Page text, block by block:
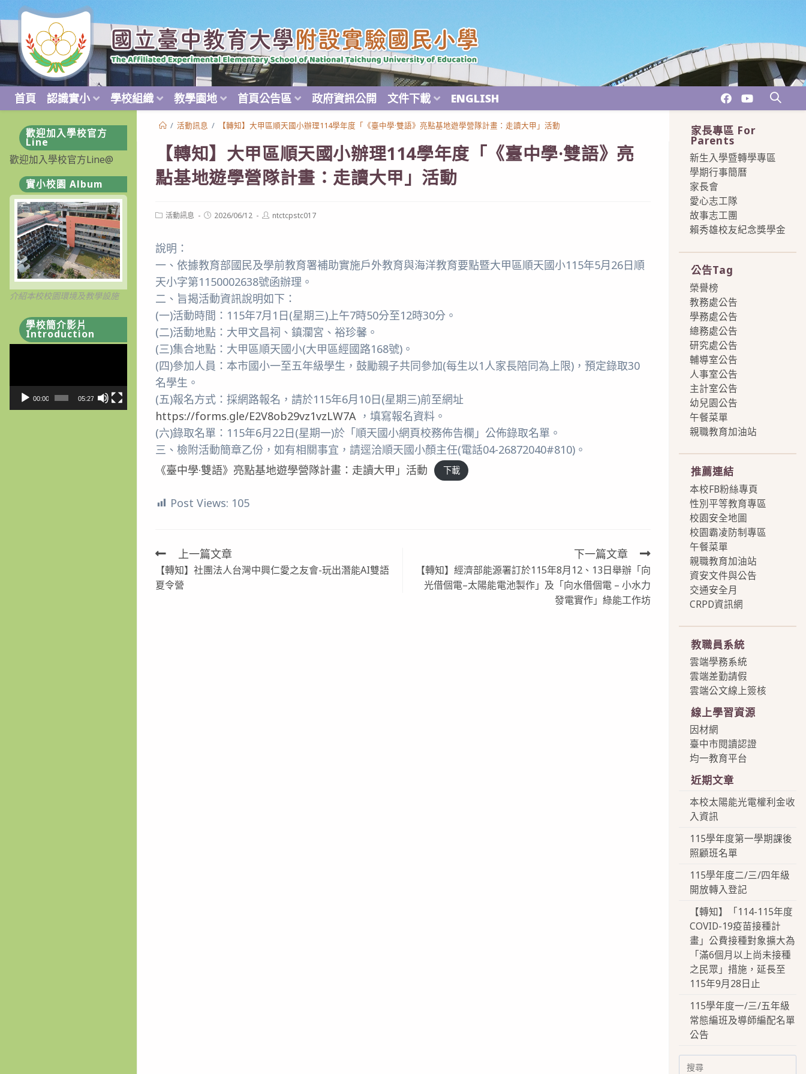
轉
至
主
容
首頁 認識實小 學校組織 教學園地 首頁公告區 政府資訊公開 文件下載 ENGLISH
/ 活動訊息 / 【轉知】大甲區順天國小辦理114學年度「《臺中學·雙語》亮點基地遊學營隊計畫：走讀大甲」活動
【轉知】大甲區順天國小辦理114學年度「《臺中學·雙語》亮
點基地遊學營隊計畫：走讀大甲」活動
Post活動訊息
Post2026/06/12
Postntctcpstc017
說明：
一、依據教育部國民及學前教育署補助實施戶外教育與海洋教育要點暨大甲區順天國小115年5月26日順
天小字第1150002638號函辦理。
二、旨揭活動資訊說明如下：
(一)活動時間：115年7月1日(星期三)上午7時50分至12時30分。
(二)活動地點：大甲文昌祠、鎮瀾宮、裕珍馨。
(三)集合地點：大甲區順天國小(大甲區經國路168號)。
(四)參加人員：本市國小一至五年級學生，鼓勵親子共同參加(每生以1人家長陪同為上限)，預定錄取30
名學生。
(五)報名方式：採網路報名，請於115年6月10日(星期三)前至網址
https://forms.gle/E2V8ob29vz1vzLW7A ，填寫報名資料。
(六)錄取名單：115年6月22日(星期一)於「順天國小網頁校務佈告欄」公佈錄取名單。
三、檢附活動簡章乙份，如有相關事宜，請逕洽順天國小顏主任(電話04-26872040#810)。
《臺中學·雙語》亮點基地遊學營隊計畫：走讀大甲」活動
下載
Post Views: 105
Read
more
上一篇文章
【轉知】社團法人台灣中興仁愛之友會-玩出潛能AI雙語
夏令營
下一篇文章
【轉知】經濟部能源署訂於115年8月12、13日舉辦「向
光借個電–太陽能電池製作」及「向水借個電 – 小水力
發電實作」綠能工作坊
歡迎加入學校官方
Line
歡迎加入學校官方Line@
實小校園 Album
介紹本校校園環境及教學設施
學校簡介影片
Introduction
器
00:00 05:27
家長專區 For
Parents
新生入學暨轉學專區
學期行事簡曆
家長會
愛心志工隊
故事志工團
賴秀雄校友紀念獎學金
公告Tag
榮譽榜
教務處公告
學務處公告
總務處公告
研究處公告
輔導室公告
人事室公告
主計室公告
幼兒園公告
午餐菜單
親職教育加油站
推薦連結
本校FB粉絲專頁
性別平等教育專區
校園安全地圖
校園霸凌防制專區
午餐菜單
親職教育加油站
資安文件與公告
交通安全月
CRPD資訊網
教職員系統
雲端學務系統
雲端差勤請假
雲端公文線上簽核
線上學習資源
因材網
臺中市閱讀認證
均一教育平台
近期文章
本校太陽能光電權利金收
入資訊
115學年度第一學期課後
照顧班名單
115學年度二/三/四年級
開放轉入登記
【轉知】「114-115年度
COVID-19疫苗接種計
畫」公費接種對象擴大為
「滿6個月以上尚未接種
之民眾」措施，延長至
115年9月28日止
115學年度一/三/五年級
常態編班及導師編配名單
公告
Search